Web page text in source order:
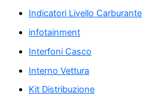
Indicatori Livello Carburante
infotainment
Interfoni Casco
Interno Vettura
Kit Distribuzione